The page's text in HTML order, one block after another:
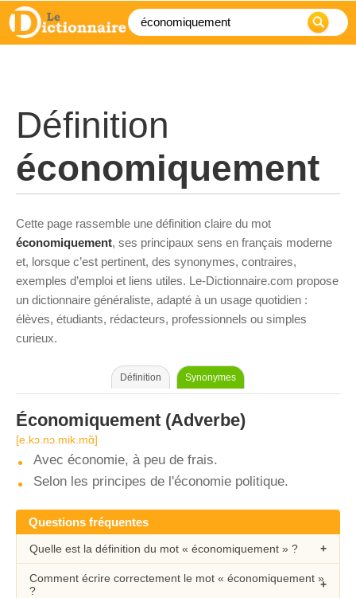
Définition
économiquement
Cette page rassemble une définition claire du mot
économiquement, ses principaux sens en français moderne
et, lorsque c’est pertinent, des synonymes, contraires,
exemples d’emploi et liens utiles. Le-Dictionnaire.com propose
un dictionnaire généraliste, adapté à un usage quotidien :
élèves, étudiants, rédacteurs, professionnels ou simples
curieux.
Définition Synonymes
Économiquement (Adverbe)
[e.kɔ.nɔ.mik.mɑ̃]
Avec économie, à peu de frais.
Selon les principes de l'économie politique.
Questions fréquentes
Quelle est la définition du mot « économiquement » ?
Comment écrire correctement le mot « économiquement »
?